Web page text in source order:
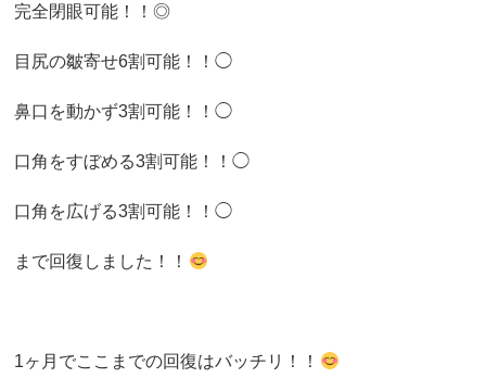
完全閉眼可能！！◎
目尻の皺寄せ6割可能！！◯
鼻口を動かず3割可能！！◯
口角をすぼめる3割可能！！◯
口角を広げる3割可能！！◯
まで回復しました！！
1ヶ月でここまでの回復はバッチリ！！